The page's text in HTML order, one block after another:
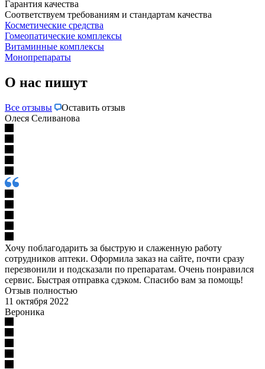
Гарантия качества
Соответствуем требованиям и стандартам качества
Косметические средства
Гомеопатические комплексы
Витаминные комплексы
Монопрепараты
О нас пишут
Все отзывы
Оставить отзыв
Олеся Селиванова
Хочу поблагодарить за быструю и слаженную работу
сотрудников аптеки. Оформила заказ на сайте, почти сразу
перезвонили и подсказали по препаратам. Очень понравился
сервис. Быстрая отправка сдэком. Спасибо вам за помощь!
Отзыв полностью
11 октября 2022
Вероника